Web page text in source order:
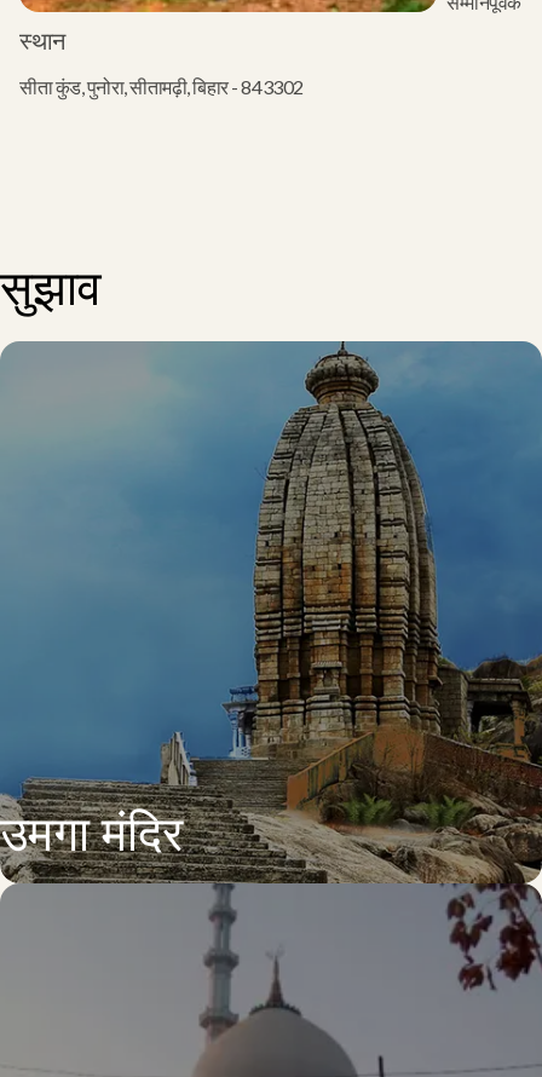
स्थान
सीता कुंड, पुनोरा, सीतामढ़ी, बिहार - 843302
सुझाव
उमगा मंदिर